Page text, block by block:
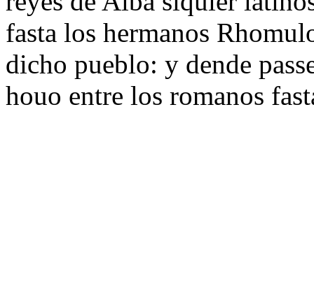
fasta los hermanos
dicho pueblo: y dende
houo entre los romanos